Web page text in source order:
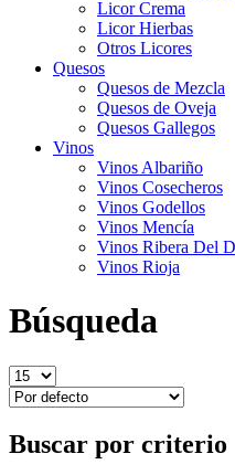
Licor Crema
Licor Hierbas
Otros Licores
Quesos
Quesos de Mezcla
Quesos de Oveja
Quesos Gallegos
Vinos
Vinos Albariño
Vinos Cosecheros
Vinos Godellos
Vinos Mencía
Vinos Ribera Del
Vinos Rioja
Búsqueda
Buscar por criterio